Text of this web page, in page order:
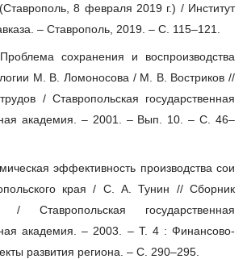
8 февраля 2019 г.) / Институт
– Ставрополь, 2019. – С. 115–121.
сохранения и воспроизводства
М. В. Ломоносова / М. В. Востриков //
/ Ставропольская государственная
академия. – 2001. – Вып. 10. – С. 46–
эффективность производства сои
края / С. А. Тунин // Сборник
Ставропольская государственная
академия. – 2003. – Т. 4 : Финансово-
развития региона. – С. 290–295.